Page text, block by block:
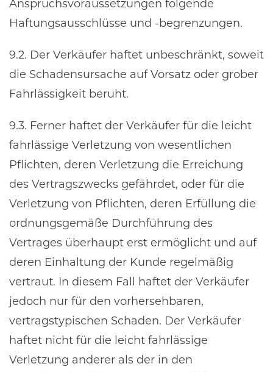
Anspruchsvoraussetzungen folgende
Haftungsausschlüsse und -begrenzungen.
9.2. Der Verkäufer haftet unbeschränkt, soweit
die Schadensursache auf Vorsatz oder grober
Fahrlässigkeit beruht.
9.3. Ferner haftet der Verkäufer für die leicht
fahrlässige Verletzung von wesentlichen
Pflichten, deren Verletzung die Erreichung
des Vertragszwecks gefährdet, oder für die
Verletzung von Pflichten, deren Erfüllung die
ordnungsgemäße Durchführung des
Vertrages überhaupt erst ermöglicht und auf
deren Einhaltung der Kunde regelmäßig
vertraut. In diesem Fall haftet der Verkäufer
jedoch nur für den vorhersehbaren,
vertragstypischen Schaden. Der Verkäufer
haftet nicht für die leicht fahrlässige
Verletzung anderer als der in den